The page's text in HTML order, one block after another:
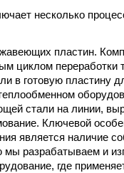
несколько
пластин.
циклом переработки
в готовую пластину
стали на линии,
Ключевой
является наличие
мы разрабатываем и
где